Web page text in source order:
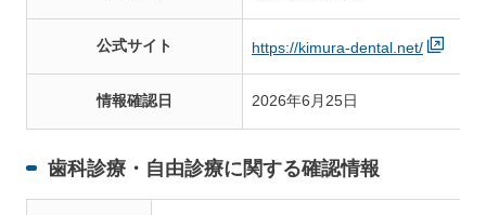
公式サイト https://kimura-dental.net/
情報確認日 2026年6月25日
歯科診療・自由診療に関する確認情報